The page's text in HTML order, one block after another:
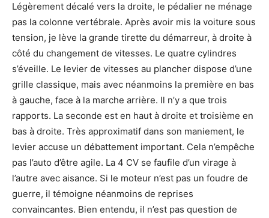
Légèrement décalé vers la droite, le pédalier ne ménage
pas la colonne vertébrale. Après avoir mis la voiture sous
tension, je lève la grande tirette du démarreur, à droite à
côté du changement de vitesses. Le quatre cylindres
s’éveille. Le levier de vitesses au plancher dispose d’une
grille classique, mais avec néanmoins la première en bas
à gauche, face à la marche arrière. Il n’y a que trois
rapports. La seconde est en haut à droite et troisième en
bas à droite. Très approximatif dans son maniement, le
levier accuse un débattement important. Cela n’empêche
pas l’auto d’être agile. La 4 CV se faufile d’un virage à
l’autre avec aisance. Si le moteur n’est pas un foudre de
guerre, il témoigne néanmoins de reprises
convaincantes. Bien entendu, il n’est pas question de